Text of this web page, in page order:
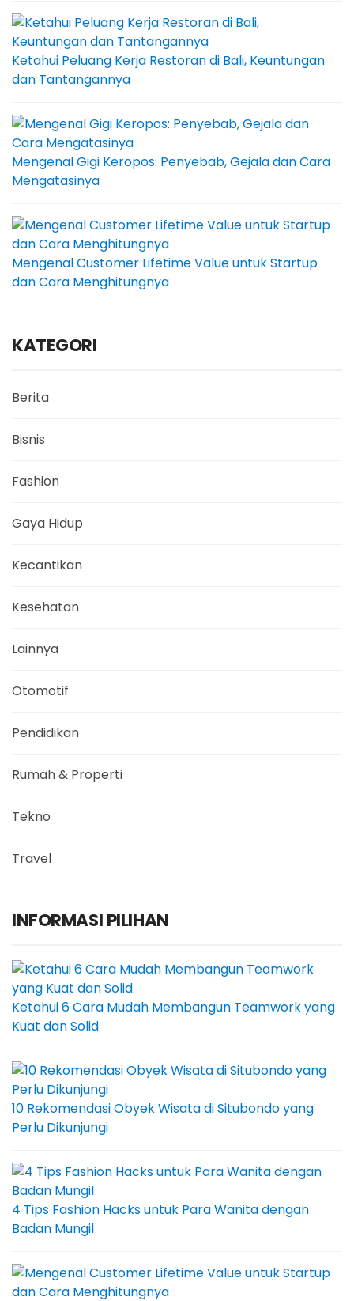
Ketahui Peluang Kerja Restoran di Bali, Keuntungan
dan Tantangannya
Mengenal Gigi Keropos: Penyebab, Gejala dan Cara
Mengatasinya
Mengenal Customer Lifetime Value untuk Startup
dan Cara Menghitungnya
KATEGORI
Berita
Bisnis
Fashion
Gaya Hidup
Kecantikan
Kesehatan
Lainnya
Otomotif
Pendidikan
Rumah & Properti
Tekno
Travel
INFORMASI PILIHAN
Ketahui 6 Cara Mudah Membangun Teamwork yang
Kuat dan Solid
10 Rekomendasi Obyek Wisata di Situbondo yang
Perlu Dikunjungi
4 Tips Fashion Hacks untuk Para Wanita dengan
Badan Mungil